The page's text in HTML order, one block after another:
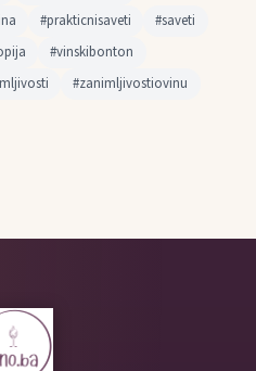
#prakticnisaveti
#saveti
#vinskibonton
#zanimljivostiovinu